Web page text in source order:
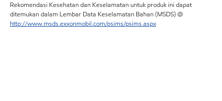
Rekomendasi Kesehatan dan Keselamatan untuk produk ini dapat
ditemukan dalam Lembar Data Keselamatan Bahan (MSDS) @
http://www.msds.exxonmobil.com/psims/psims.aspx